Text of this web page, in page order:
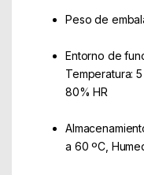
Peso de
Entorno de
Temperatura:
80% HR
a 60 ºC,